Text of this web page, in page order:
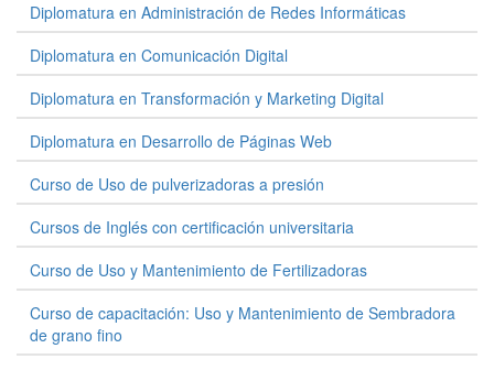
Diplomatura en Administración de Redes Informáticas
Diplomatura en Comunicación Digital
Diplomatura en Transformación y Marketing Digital
Diplomatura en Desarrollo de Páginas Web
Curso de Uso de pulverizadoras a presión
Cursos de Inglés con certificación universitaria
Curso de Uso y Mantenimiento de Fertilizadoras
Curso de capacitación: Uso y Mantenimiento de Sembradora
de grano fino